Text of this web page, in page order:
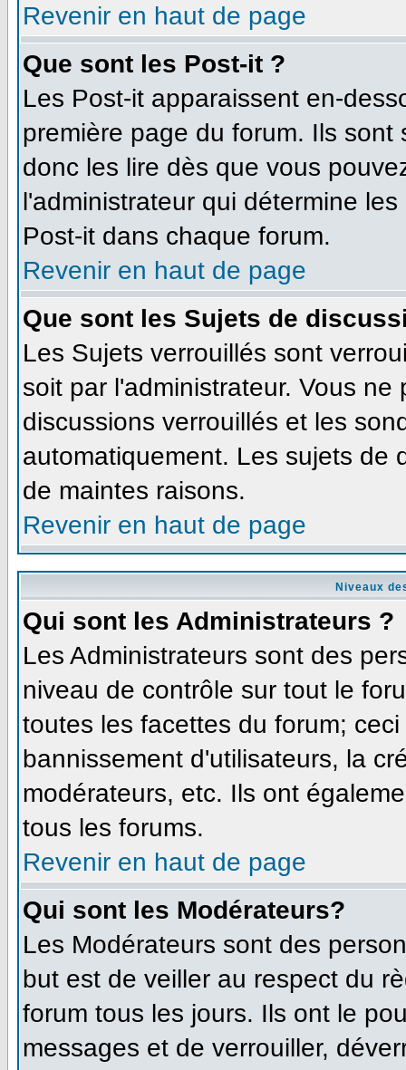
Revenir en haut de page
Que sont les Post-it ?
Les Post-it apparaissent en-
première page du forum. Ils
donc les lire dès que vous
l'administrateur qui détermine
Post-it dans chaque forum.
Revenir en haut de page
Que sont les Sujets de
Les Sujets verrouillés sont
soit par l'administrateur. Vous
discussions verrouillés et les
automatiquement. Les sujets de
de maintes raisons.
Revenir en haut de page
Niveaux
Qui sont les Administrateurs ?
Les Administrateurs sont des
niveau de contrôle sur tout le
toutes les facettes du forum;
bannissement d'utilisateurs, la
modérateurs, etc. Ils ont
tous les forums.
Revenir en haut de page
Qui sont les Modérateurs?
Les Modérateurs sont des
but est de veiller au respect du
forum tous les jours. Ils ont le
messages et de verrouiller,